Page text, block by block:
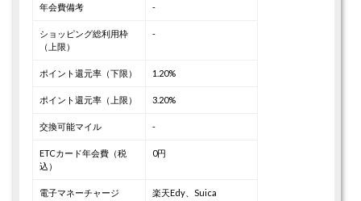
年会費備考 -
ショッピング総利用枠
（上限）
-
ポイント還元率（下限） 1.20%
ポイント還元率（上限） 3.20%
交換可能マイル -
ETCカード年会費（税
込）
0円
電子マネーチャージ 楽天Edy、Suica